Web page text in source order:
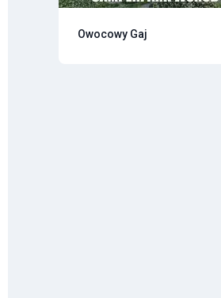
Owocowy Gaj